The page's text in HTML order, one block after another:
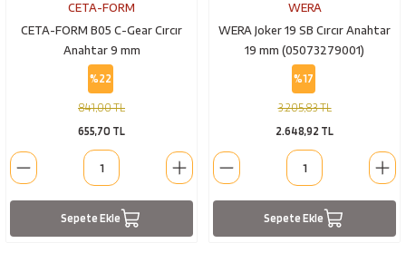
CETA-FORM
CETA-FORM B05 C-Gear Cırcır
Anahtar 9 mm
%22
841,00 TL
655,70 TL
Sepete Ekle
WERA
WERA Joker 19 SB Cırcır Anahtar
19 mm (05073279001)
%17
3.205,83 TL
2.648,92 TL
Sepete Ekle